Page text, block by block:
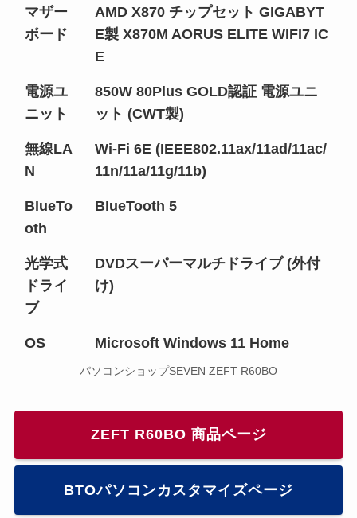
マザー
ボード
AMD X870 チップセット GIGABYT
E製 X870M AORUS ELITE WIFI7 IC
E
電源ユ
ニット
850W 80Plus GOLD認証 電源ユニ
ット (CWT製)
無線LA
N
Wi-Fi 6E (IEEE802.11ax/11ad/11ac/
11n/11a/11g/11b)
BlueTo
oth
BlueTooth 5
光学式
ドライ
ブ
DVDスーパーマルチドライブ (外付
け)
OS Microsoft Windows 11 Home
パソコンショップSEVEN ZEFT R60BO
ZEFT R60BO 商品ページ
BTOパソコンカスタマイズページ